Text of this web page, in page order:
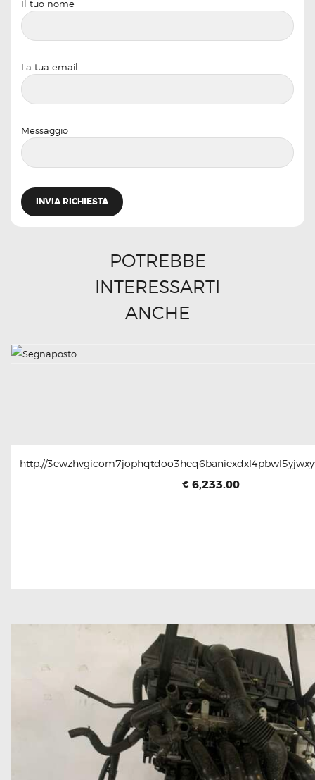
Il tuo nome
La tua email
Messaggio
POTREBBE
INTERESSARTI
ANCHE
http://
€ 6,233.00